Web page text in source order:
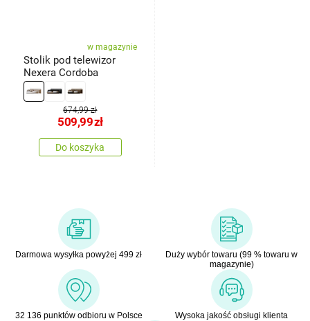
w magazynie
Stolik pod telewizor
Nexera Cordoba
674,99 zł
509,99zł
Do koszyka
Darmowa wysyłka powyżej 499 zł
Duży wybór towaru (99 % towaru w
magazynie)
32 136 punktów odbioru w Polsce Wysoka jakość obsługi klienta